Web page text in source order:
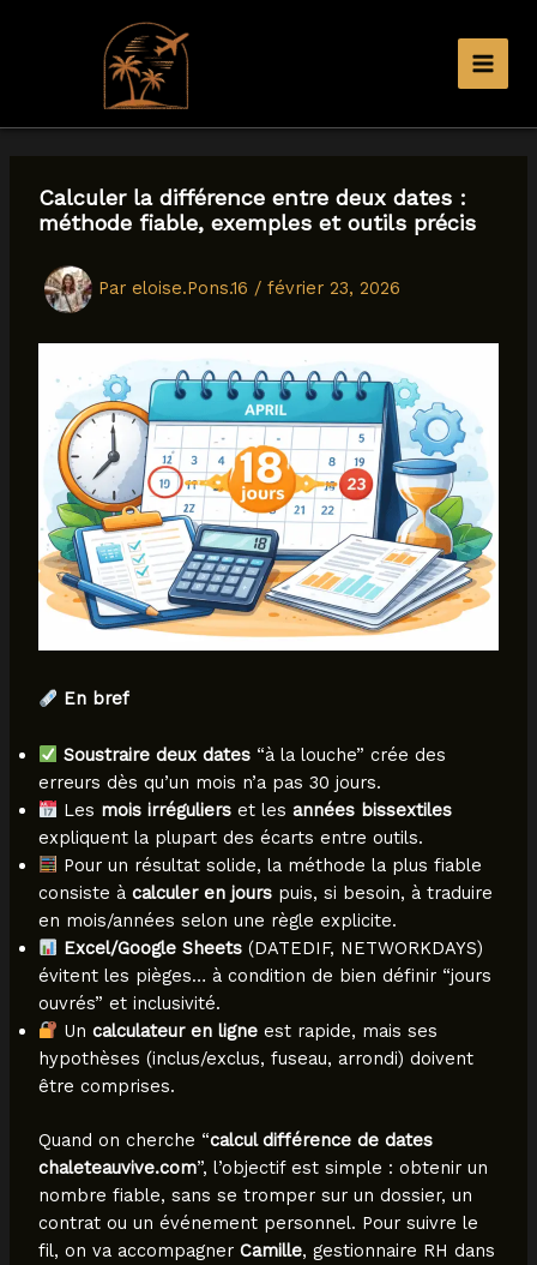
Aller
contenuCalculer la différence entre deux dates :
méthode fiable, exemples et outils précis
Par eloise.Pons.16 / février 23, 2026
En bref
Soustraire deux dates “à la louche” crée des
erreurs dès qu’un mois n’a pas 30 jours.
Les mois irréguliers et lesannées bissextiles
expliquent la plupart des écarts entre outils.
Pour un résultat solide, la méthode la plus fiable
consiste à calculer en jourspuis, si besoin, à traduire
en mois/années selon une règle explicite.
Excel/Google Sheets (DATEDIF, NETWORKDAYS)
évitent les pièges… à condition de bien définir “jours
ouvrés” et inclusivité.
Uncalculateur en ligne est rapide, mais ses
hypothèses (inclus/exclus, fuseau, arrondi) doivent
être comprises.
Quand on cherche “calcul différence de dates
chaleteauvive.com”, l’objectif est simple : obtenir un
nombre fiable, sans se tromper sur un dossier, un
contrat ou un événement personnel. Pour suivre le
fil, on va accompagner Camille, gestionnaire RH dans